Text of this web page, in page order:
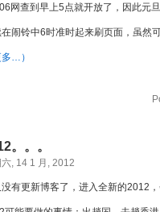
网查到早上5点就开放了，因此元
闹铃中6时准时起来刷页面，虽然
多…）
。。。
, 14 1 月, 2012
有更新博客了，进入全新的2012